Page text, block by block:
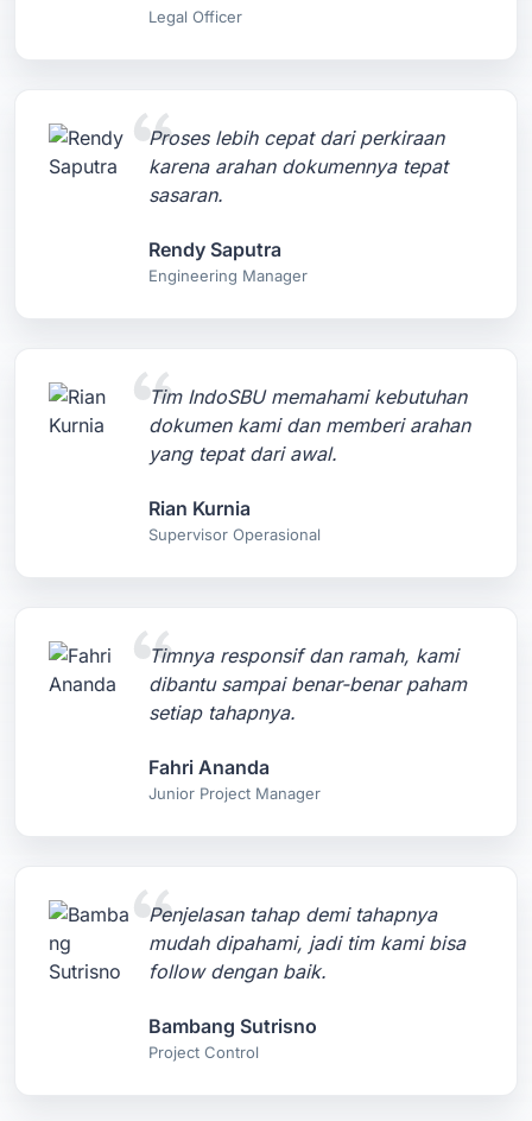
Legal Officer
Proses lebih cepat dari perkiraan
karena arahan dokumennya tepat
sasaran.
Rendy Saputra
Engineering Manager
Tim IndoSBU memahami kebutuhan
dokumen kami dan memberi arahan
yang tepat dari awal.
Rian Kurnia
Supervisor Operasional
Timnya responsif dan ramah, kami
dibantu sampai benar-benar paham
setiap tahapnya.
Fahri Ananda
Junior Project Manager
Penjelasan tahap demi tahapnya
mudah dipahami, jadi tim kami bisa
follow dengan baik.
Bambang Sutrisno
Project Control